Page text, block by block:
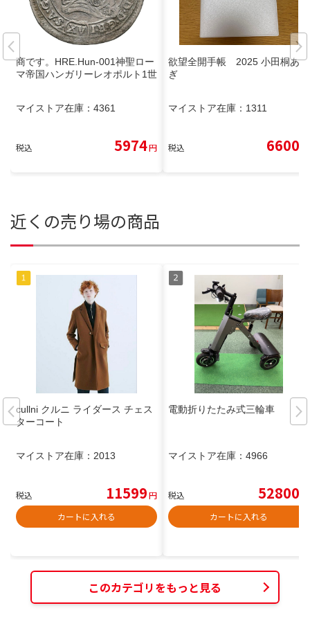
商です。HRE.Hun-001神聖ロー
マ帝国ハンガリーレオポルト1世
マイストア在庫： 4361
税込 5974円
欲望全開手帳 2025 小田桐あさ
ぎ
マイストア在庫： 1311
税込 6600
近くの売り場の商品
cullni クルニ ライダース チェス
ターコート
マイストア在庫： 2013
税込 11599円
カートに入れる
電動折りたたみ式三輪車
マイストア在庫： 4966
税込 52800
カートに入れる
このカテゴリをもっと見る